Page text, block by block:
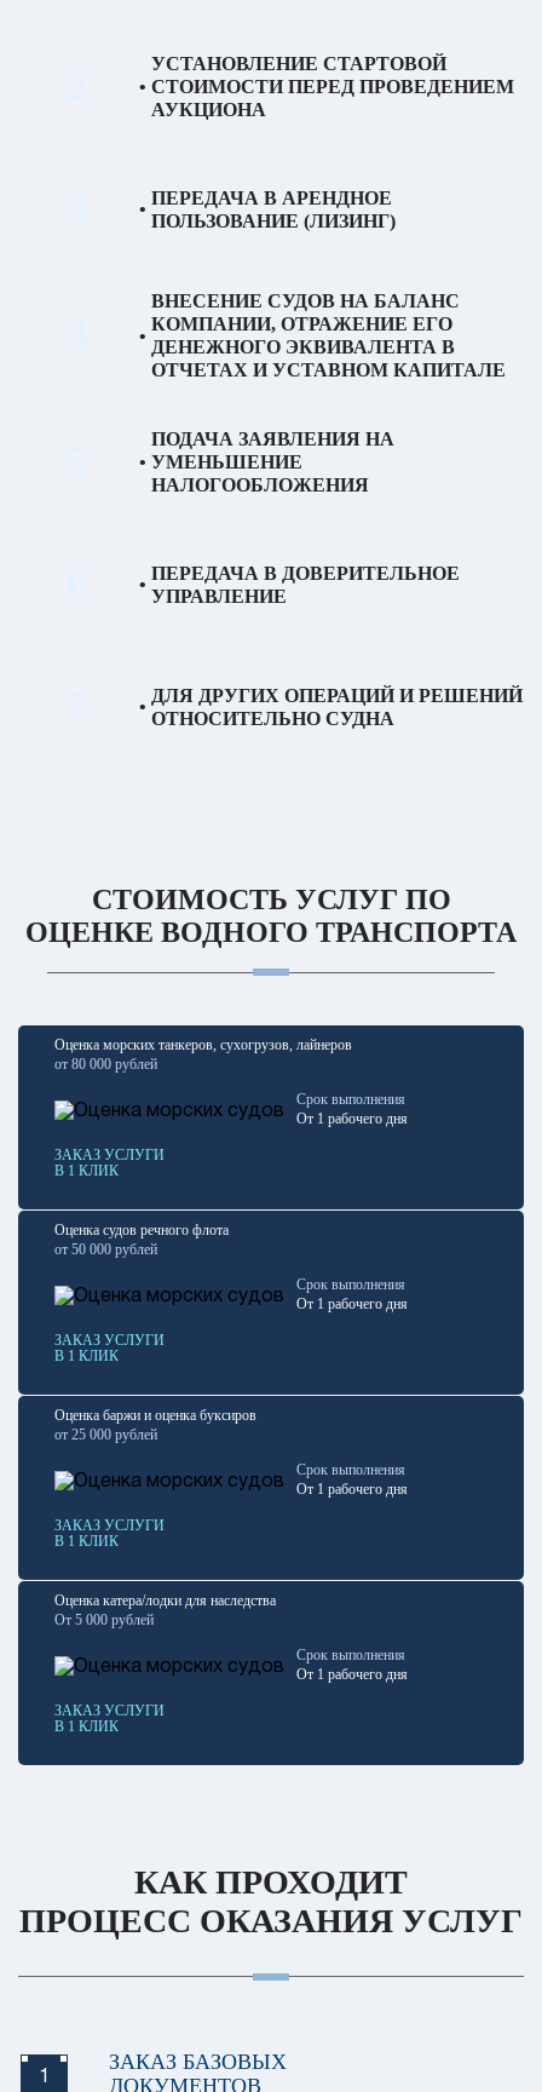
УСТАНОВЛЕНИЕ СТАРТОВОЙ
СТОИМОСТИ ПЕРЕД ПРОВЕДЕНИЕМ
АУКЦИОНА
ПЕРЕДАЧА В АРЕНДНОЕ
ПОЛЬЗОВАНИЕ (ЛИЗИНГ)
ВНЕСЕНИЕ СУДОВ НА БАЛАНС
КОМПАНИИ, ОТРАЖЕНИЕ ЕГО
ДЕНЕЖНОГО ЭКВИВАЛЕНТА В
ОТЧЕТАХ И УСТАВНОМ КАПИТАЛЕ
ПОДАЧА ЗАЯВЛЕНИЯ НА
УМЕНЬШЕНИЕ
НАЛОГООБЛОЖЕНИЯ
ПЕРЕДАЧА В ДОВЕРИТЕЛЬНОЕ
УПРАВЛЕНИЕ
ДЛЯ ДРУГИХ ОПЕРАЦИЙ И РЕШЕНИЙ
ОТНОСИТЕЛЬНО СУДНА
СТОИМОСТЬ УСЛУГ ПО
ОЦЕНКЕ ВОДНОГО ТРАНСПОРТА
Оценка морских танкеров, сухогрузов, лайнеров
от 80 000 рублей
Срок выполнения
От 1 рабочего дня
ЗАКАЗ УСЛУГИ
В 1 КЛИК
Оценка судов речного флота
от 50 000 рублей
Срок выполнения
От 1 рабочего дня
ЗАКАЗ УСЛУГИ
В 1 КЛИК
Оценка баржи и оценка буксиров
от 25 000 рублей
Срок выполнения
От 1 рабочего дня
ЗАКАЗ УСЛУГИ
В 1 КЛИК
Оценка катера/лодки для наследства
От 5 000 рублей
Срок выполнения
От 1 рабочего дня
ЗАКАЗ УСЛУГИ
В 1 КЛИК
КАК ПРОХОДИТ
ПРОЦЕСС ОКАЗАНИЯ УСЛУГ
1
ЗАКАЗ БАЗОВЫХ
ДОКУМЕНТОВ